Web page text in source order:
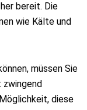
bereit. Die
wie Kälte und
müssen Sie
diese